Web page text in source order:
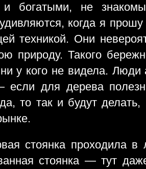
богатыми, не
когда я
техникой. Они
природу. Такого
ни у кого не видела.
для дерева
то так и будут
стоянка проходила в
стоянка — тут